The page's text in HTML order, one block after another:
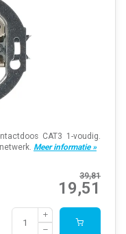
CAT3 1-voudig.
Meer informatie »
39,81
19,51